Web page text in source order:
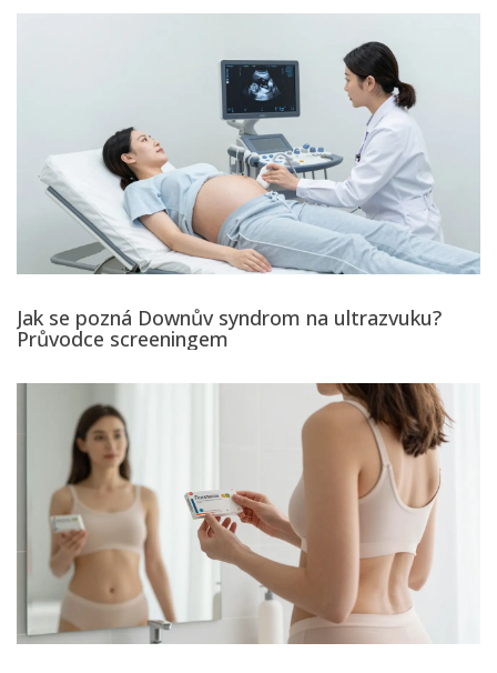
Jak se pozná Downův syndrom na ultrazvuku?
Průvodce screeningem